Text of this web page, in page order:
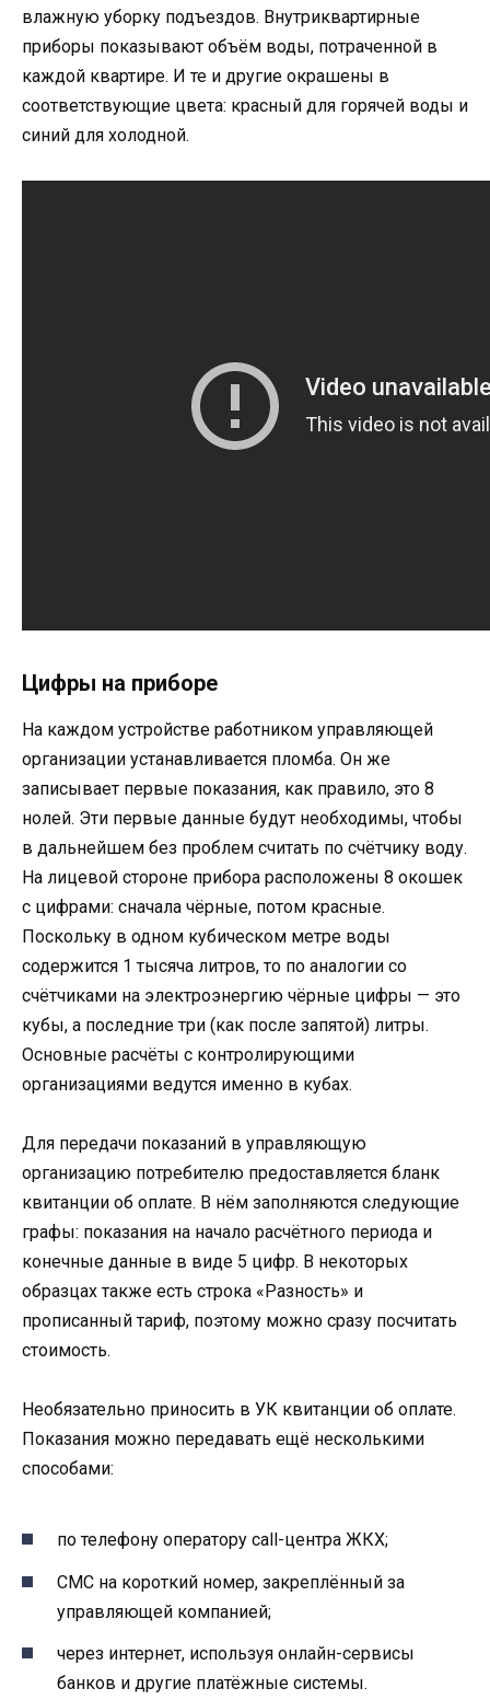
влажную уборку подъездов. Внутриквартирные
приборы показывают объём воды, потраченной в
каждой квартире. И те и другие окрашены в
соответствующие цвета: красный для горячей воды и
синий для холодной.
Цифры на приборе
На каждом устройстве работником управляющей
организации устанавливается пломба. Он же
записывает первые показания, как правило, это 8
нолей. Эти первые данные будут необходимы, чтобы
в дальнейшем без проблем считать по счётчику воду.
На лицевой стороне прибора расположены 8 окошек
с цифрами: сначала чёрные, потом красные.
Поскольку в одном кубическом метре воды
содержится 1 тысяча литров, то по аналогии со
счётчиками на электроэнергию чёрные цифры — это
кубы, а последние три (как после запятой) литры.
Основные расчёты с контролирующими
организациями ведутся именно в кубах.
Для передачи показаний в управляющую
организацию потребителю предоставляется бланк
квитанции об оплате. В нём заполняются следующие
графы: показания на начало расчётного периода и
конечные данные в виде 5 цифр. В некоторых
образцах также есть строка «Разность» и
прописанный тариф, поэтому можно сразу посчитать
стоимость.
Необязательно приносить в УК квитанции об оплате.
Показания можно передавать ещё несколькими
способами:
по телефону оператору call-центра ЖКХ;
СМС на короткий номер, закреплённый за
управляющей компанией;
через интернет, используя онлайн-сервисы
банков и другие платёжные системы.